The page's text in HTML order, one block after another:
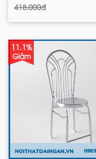
418.000đ
11.1%
Giảm